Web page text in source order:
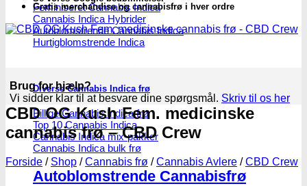
Feminiseret Cannabis Indica
Cannabis Indica Hybrider
Autoblomstrende Cannabis Indica
Hurtigblomstrende Indica
Diverse Cannabis Indica frø
Billige Cannabis Indica frø
Top 10 Cannabis Indica
Cannabis Indica mix-pakker
Cannabis Indica bulk frø
Autoblomstrende Cannabisfrø
Gratis merchandise og cannabisfrø i hver ordre
Brug for hjælp?
Vi sidder klar til at besvare dine spørgsmål. Skriv til os her
CBD OG Kush Fem. medicinske
cannabis frø – CBD Crew
Forside / Shop / Cannabis frø / Cannabis Avlere / CBD Crew